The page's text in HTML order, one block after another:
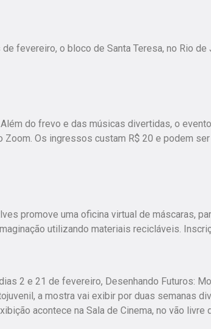
fevereiro, o bloco de Santa Teresa, no Rio de
do frevo e das músicas divertidas, o
Os ingressos custam R$ 20 e podem
promove uma oficina virtual de máscaras,
utilizando materiais recicláveis.
2 e 21 de fevereiro, Desenhando Futuros:
a mostra vai exibir por duas semanas
acontece na Sala de Cinema, no vão livre